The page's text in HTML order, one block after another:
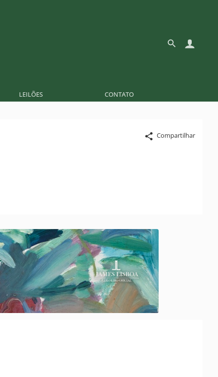
LEILÕES CONTATO
Compartilhar